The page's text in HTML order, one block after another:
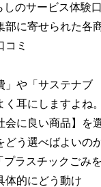
しのサービス体験口
部に寄せられた各
コミ
」や「サステナブ
耳にしますよね。
会に良い商品】を
どう選べばよいの
ラスチックごみを
体的にどう動け